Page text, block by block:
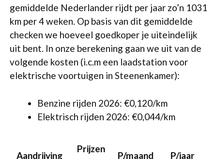
gemiddelde Nederlander rijdt per jaar zo’n 1031
km per 4 weken. Op basis van dit gemiddelde
checken we hoeveel goedkoper je uiteindelijk
uit bent. In onze berekening gaan we uit van de
volgende kosten (i.c.m een laadstation voor
elektrische voortuigen in Steenenkamer):
Benzine rijden 2026: €0,120/km
Elektrisch rijden 2026: €0,044/km
Aandrijving
Prijzen
P/maand P/jaar